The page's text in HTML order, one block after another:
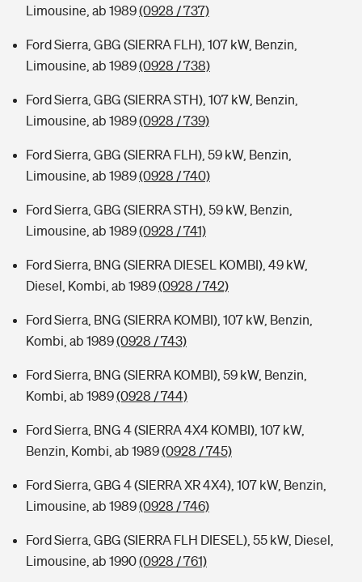
Limousine, ab 1989(0928 / 737)
Ford Sierra, GBG (SIERRA FLH), 107 kW, Benzin,
Limousine, ab 1989(0928 / 738)
Ford Sierra, GBG (SIERRA STH), 107 kW, Benzin,
Limousine, ab 1989(0928 / 739)
Ford Sierra, GBG (SIERRA FLH), 59 kW, Benzin,
Limousine, ab 1989(0928 / 740)
Ford Sierra, GBG (SIERRA STH), 59 kW, Benzin,
Limousine, ab 1989(0928 / 741)
Ford Sierra, BNG (SIERRA DIESEL KOMBI), 49 kW,
Diesel, Kombi, ab 1989(0928 / 742)
Ford Sierra, BNG (SIERRA KOMBI), 107 kW, Benzin,
Kombi, ab 1989(0928 / 743)
Ford Sierra, BNG (SIERRA KOMBI), 59 kW, Benzin,
Kombi, ab 1989(0928 / 744)
Ford Sierra, BNG 4 (SIERRA 4X4 KOMBI), 107 kW,
Benzin, Kombi, ab 1989(0928 / 745)
Ford Sierra, GBG 4 (SIERRA XR 4X4), 107 kW, Benzin,
Limousine, ab 1989(0928 / 746)
Ford Sierra, GBG (SIERRA FLH DIESEL), 55 kW, Diesel,
Limousine, ab 1990(0928 / 761)